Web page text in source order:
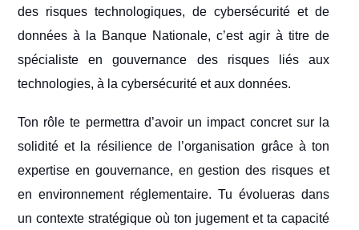
des risques technologiques, de cybersécurité et de
données à la Banque Nationale, c’est agir à titre de
spécialiste en gouvernance des risques liés aux
technologies, à la cybersécurité et aux données.
Ton rôle te permettra d’avoir un impact concret sur la
solidité et la résilience de l’organisation grâce à ton
expertise en gouvernance, en gestion des risques et
en environnement réglementaire. Tu évolueras dans
un contexte stratégique où ton jugement et ta capacité